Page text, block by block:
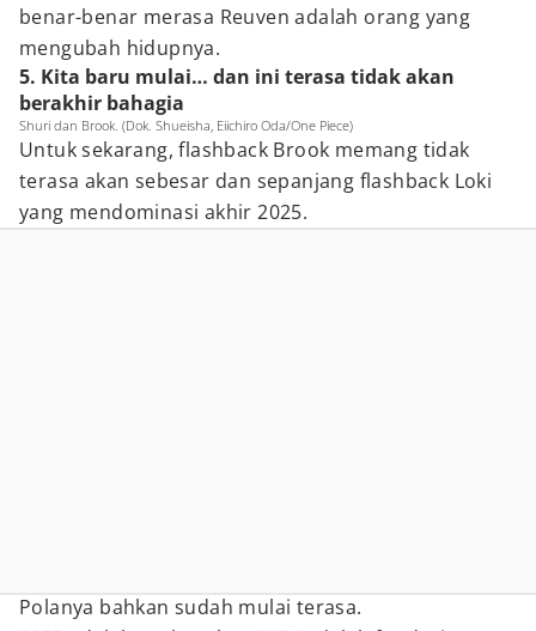
benar-benar merasa Reuven adalah orang yang
mengubah hidupnya.
5. Kita baru mulai… dan ini terasa tidak akan
berakhir bahagia
Shuri dan Brook. (Dok. Shueisha, Eiichiro Oda/One Piece)
Untuk sekarang, flashback Brook memang tidak
terasa akan sebesar dan sepanjang flashback Loki
yang mendominasi akhir 2025.
Polanya bahkan sudah mulai terasa.